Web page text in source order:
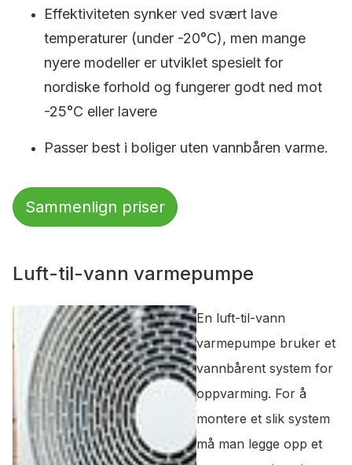
Effektiviteten synker ved svært lave
temperaturer (under -20°C), men mange
nyere modeller er utviklet spesielt for
nordiske forhold og fungerer godt ned mot
-25°C eller lavere
Passer best i boliger uten vannbåren varme.
Sammenlign priser
Luft-til-vann varmepumpe
En luft-til-vann
varmepumpe bruker et
vannbårent system for
oppvarming. For å
montere et slik system
må man legge opp et